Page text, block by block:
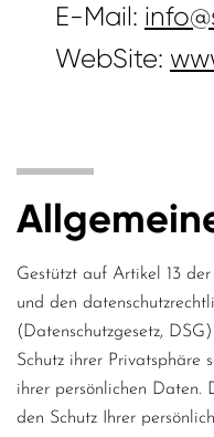
E-Mail:
WebSite:
Gestützt auf Artikel 13 der
und den
(Datenschutzgesetz,
Schutz ihrer Privatsphäre
ihrer persönlichen Daten.
den Schutz Ihrer